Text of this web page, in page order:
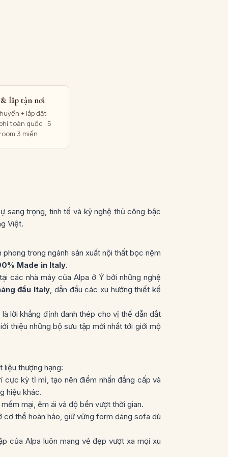
lắp tận nơi
+ lắp đặt
toàn quốc · 5
3 miền
sang trọng, tinh tế và kỹ nghệ thủ công bậc
Việt.
trong ngành sản xuất nội thất bọc nệm
Made in Italy.
các nhà máy của Alpa ở Ý bởi những nghệ
đầu Italy , dẫn đầu các xu hướng thiết kế
lời khẳng định đanh thép cho vị thế dẫn dắt
thiệu những bộ sưu tập mới nhất tới giới mộ
thượng hạng:
kỳ tỉ mỉ, tạo nên điểm nhấn đẳng cấp và
hiệu khác.
mại, êm ái và độ bền vượt thời gian.
thể hoàn hảo, giữ vững form dáng sofa dù
của Alpa luôn mang vẻ đẹp vượt xa mọi xu